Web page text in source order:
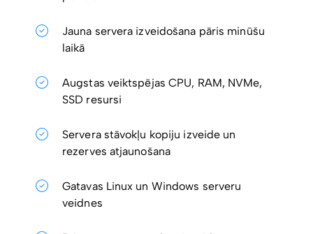
Jauna servera izveidošana pāris minūšu
laikā
Augstas veiktspējas CPU, RAM, NVMe,
SSD resursi
Servera stāvokļu kopiju izveide un
rezerves atjaunošana
Gatavas Linux un Windows serveru
veidnes